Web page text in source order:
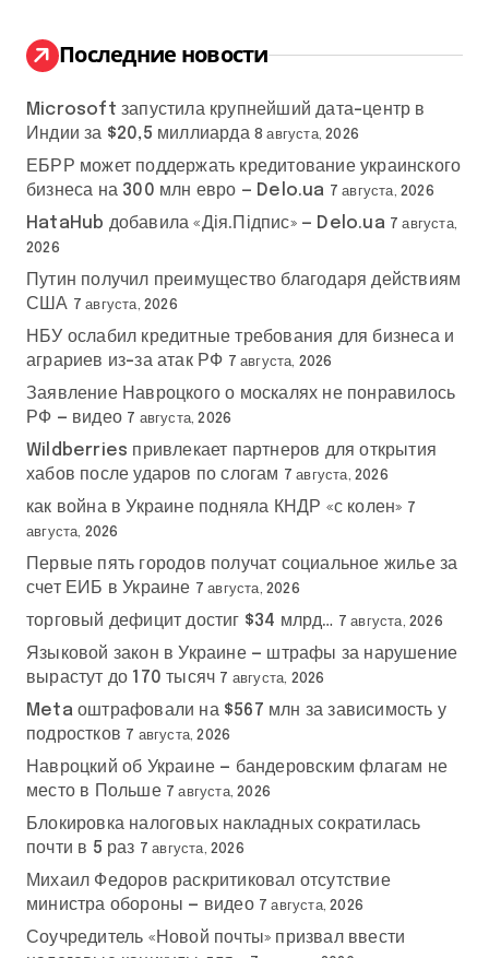
:
Последние новости
Microsoft запустила крупнейший дата-центр в
Индии за $20,5 миллиарда 8 августа, 2026
ЕБРР может поддержать кредитование украинского
бизнеса на 300 млн евро — Delo.ua 7 августа, 2026
HataHub добавила «Дія.Підпис» — Delo.ua 7 августа,
2026
Путин получил преимущество благодаря действиям
США 7 августа, 2026
НБУ ослабил кредитные требования для бизнеса и
аграриев из-за атак РФ 7 августа, 2026
Заявление Навроцкого о москалях не понравилось
РФ — видео 7 августа, 2026
Wildberries привлекает партнеров для открытия
хабов после ударов по слогам 7 августа, 2026
как война в Украине подняла КНДР «с колен» 7
августа, 2026
Первые пять городов получат социальное жилье за
счет ЕИБ в Украине 7 августа, 2026
торговый дефицит достиг $34 млрд… 7 августа, 2026
Языковой закон в Украине — штрафы за нарушение
вырастут до 170 тысяч 7 августа, 2026
Meta оштрафовали на $567 млн за зависимость у
подростков 7 августа, 2026
Навроцкий об Украине — бандеровским флагам не
место в Польше 7 августа, 2026
Блокировка налоговых накладных сократилась
почти в 5 раз 7 августа, 2026
Михаил Федоров раскритиковал отсутствие
министра обороны — видео 7 августа, 2026
Соучредитель «Новой почты» призвал ввести